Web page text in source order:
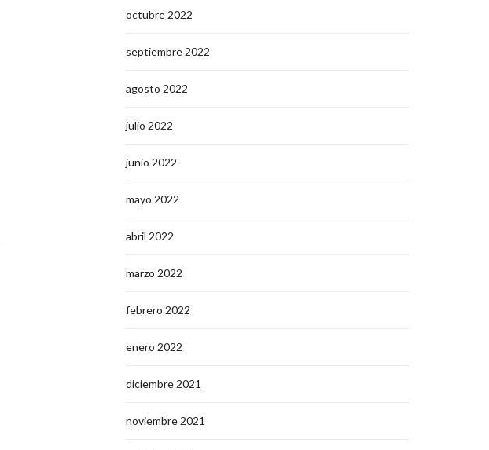
octubre 2022
septiembre 2022
agosto 2022
julio 2022
junio 2022
mayo 2022
abril 2022
marzo 2022
febrero 2022
enero 2022
diciembre 2021
noviembre 2021